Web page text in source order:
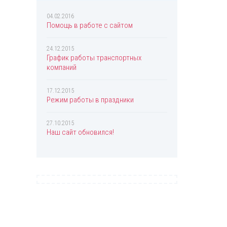
Christian Dior
Clinique
Coach
Davidoff
Dolce & Gabbana
04.02.2016
Помощь в работе с сайтом
24.12.2015
График работы транспортных
компаний
17.12.2015
Режим работы в праздники
27.10.2015
Наш сайт обновился!